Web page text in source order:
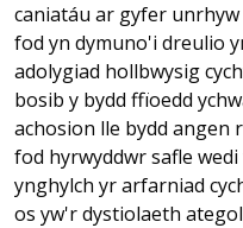
caniatáu ar gyfer
fod yn dymuno'i dreulio
adolygiad hollbwysig
bosib y bydd ffïoedd
achosion lle bydd angen
fod hyrwyddwr safle
ynghylch yr arfarniad
os yw'r dystiolaeth